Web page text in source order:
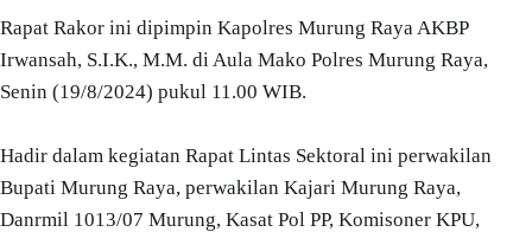
Rapat Rakor ini dipimpin Kapolres Murung Raya AKBP
Irwansah, S.I.K., M.M. di Aula Mako Polres Murung Raya,
Senin (19/8/2024) pukul 11.00 WIB.
Hadir dalam kegiatan Rapat Lintas Sektoral ini perwakilan
Bupati Murung Raya, perwakilan Kajari Murung Raya,
Danrmil 1013/07 Murung, Kasat Pol PP, Komisoner KPU,